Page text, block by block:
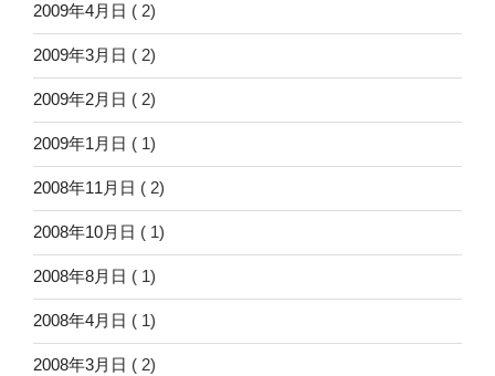
2009年4月日 ( 2)
2009年3月日 ( 2)
2009年2月日 ( 2)
2009年1月日 ( 1)
2008年11月日 ( 2)
2008年10月日 ( 1)
2008年8月日 ( 1)
2008年4月日 ( 1)
2008年3月日 ( 2)